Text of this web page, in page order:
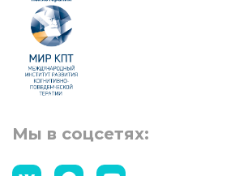
Мы в соцсетях: